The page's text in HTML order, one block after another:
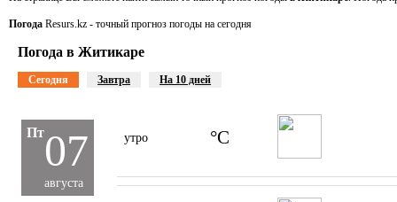
Погода Resurs.kz - точный прогноз погоды на сегодня
Погода в Житикаре
Сегодня Завтра На 10 дней
Пт07
августа
утро °C